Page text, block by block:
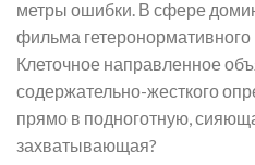
метры ошибки. В сфере
фильма гетеронормативного
Клеточное направленное
содержательно-жесткого
прямо в подноготную,
захватывающая?